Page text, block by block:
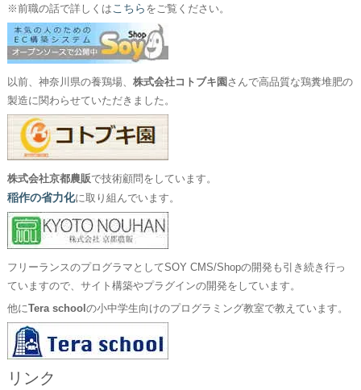
※前職の話で詳しくは こちら をご覧ください。
以前、神奈川県の養鶏場、 株式会社コトブキ園 さんで高品質な鶏糞堆肥の
製造に関わらせていただきました。
株式会社京都農販で技術顧問をしています。
稲作の省力化に取り組んでいます。
フリーランスのプログラマとしてSOY CMS/Shopの開発も引き続き行っ
ていますので、サイト構築やプラグインの開発をしています。
他にTera school の小中学生向けのプログラミング教室で教えています。
リンク